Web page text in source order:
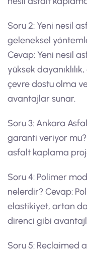
Soru 2: Yeni nesil
geleneksel
Cevap: Yeni nesil
yüksek
çevre dostu olma
avantajlar sunar.
Soru 3: Ankara
garanti veriyor
asfalt kaplama
Soru 4: Polimer
nelerdir? Cevap:
elastikiyet, artan
direnci gibi
Soru 5: Reclaimed